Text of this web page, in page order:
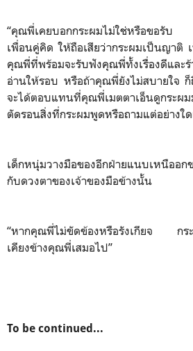
“คุณพี่เคยบอกกระผมไม่ใช่หรือขอรับ
เพื่อนคู่คิด ให้ถือเสียว่ากระผมเป็นญาติ
คุณพี่ที่พร้อมจะรับฟังคุณพี่ทั้งเรื่องดีและ
อ่านให้รอบ หรือถ้าคุณพี่ยังไม่สบายใจ ก็
จะได้ตอบแทนที่คุณพี่เมตตาเอ็นดูกระผ
ตัดรอนสิ่งที่กระผมพูดหรือถามแต่อย่างใด
เด็กหนุ่มวางมือของอีกฝ่ายแนบเหนืออก
กับดวงตาของเจ้าของมือข้างนั้น
“หากคุณพี่ไม่ขัดข้องหรือรังเกียจ กระ
เคียงข้างคุณพี่เสมอไป”
To be continued...